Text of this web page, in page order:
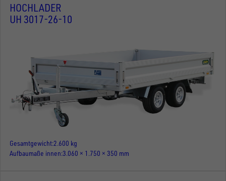
HOCHLADER
UH 3017-26-10
Gesamtgewicht 2.600 kg
Aufbaumaße innen 3.060 × 1.750 × 350 mm